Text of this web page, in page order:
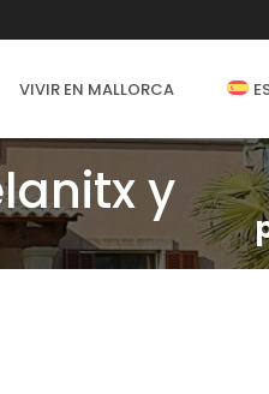
VIVIR EN MALLORCA
y